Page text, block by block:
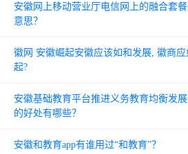
安徽网上移动营业厅电信网上的融合套
意思？
徽网 安徽崛起安徽应该如和发展, 徽商
起?
安徽基础教育平台推进义务教育均衡发
的好处有哪些？
安徽和教育app有谁用过“和教育”？